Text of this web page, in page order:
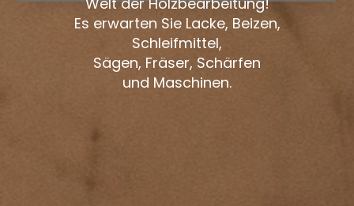
Es erwarten Sie Lacke, Beizen,
Schleifmittel,
Sägen, Fräser, Schärfen
und Maschinen.